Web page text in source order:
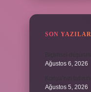
SON YAZILAR
Ağustos 6, 2026
Ağustos 5, 2026